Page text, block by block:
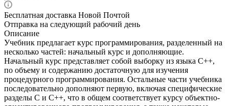
Бесплатная доставка Новой Почтой
Отправка на следующий рабочий день
Описание
Учебник предлагает курс программирования, разделенный на
несколько частей: начальный курс и дополняющие.
Начальный курс представляет собой выборку из языка C++,
по объему и содержанию достаточную для изучения
процедурного программирования. Остальные части учебника
последовательно дополняют первую, включая специфические
разделы С и C++, что в общем соответствует курсу объектно-